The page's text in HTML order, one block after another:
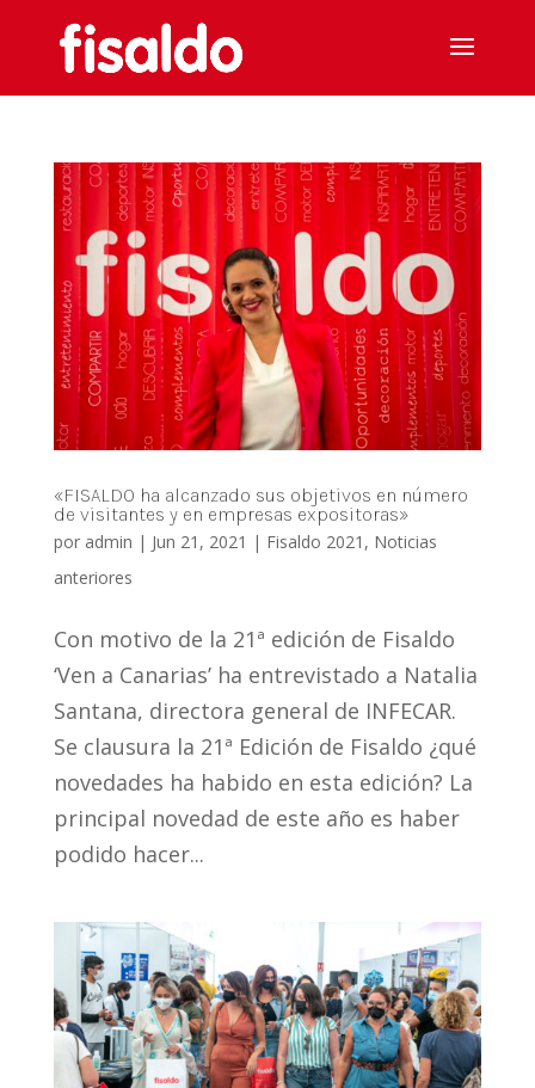
«FISALDO ha alcanzado sus objetivos en número
de visitantes y en empresas expositoras»
por admin | Jun 21, 2021 | Fisaldo 2021 , Noticias
anteriores
Con motivo de la 21ª edición de Fisaldo
‘Ven a Canarias’ ha entrevistado a Natalia
Santana, directora general de INFECAR.
Se clausura la 21ª Edición de Fisaldo ¿qué
novedades ha habido en esta edición? La
principal novedad de este año es haber
podido hacer...